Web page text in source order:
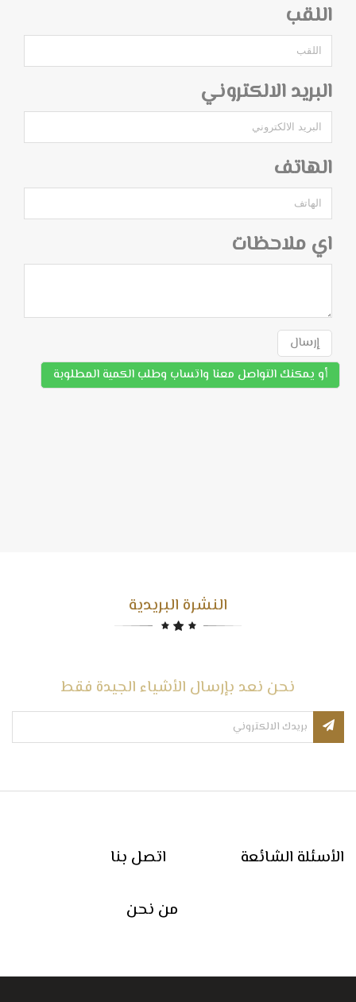
اللقب
البريد الالكتروني
الهاتف
اي ملاحظات
إرسال
أو يمكنك التواصل معنا واتساب وطلب الكمية المطلوبة
النشرة البريدية
نحن نعد بإرسال الأشياء الجيدة فقط
اتصل بنا الأسئلة الشائعة
من نحن